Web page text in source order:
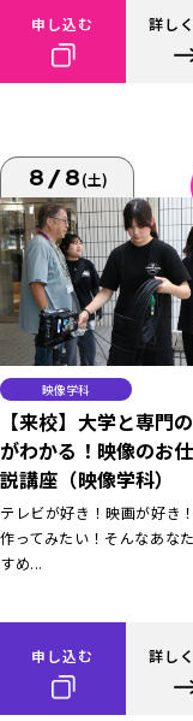
申し込む 詳し
8/8(土)
映像学科
【来校】大学と専門
がわかる！映像のお
説講座（映像学科）
テレビが好き！映画が好き
作ってみたい！そんなあな
すめ...
申し込む 詳し